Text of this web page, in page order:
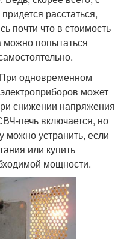
расстаться,
почти что в стоимость
попытаться
одновременном
может
снижении напряжения
печь включается, но
можно устранить, если
или купить
мощности.